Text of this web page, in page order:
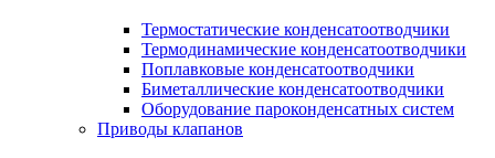
Термостатические конденсатоотводчики
Термодинамические конденсатоотводчики
Поплавковые конденсатоотводчики
Биметаллические конденсатоотводчики
Оборудование пароконденсатных систем
Приводы клапанов